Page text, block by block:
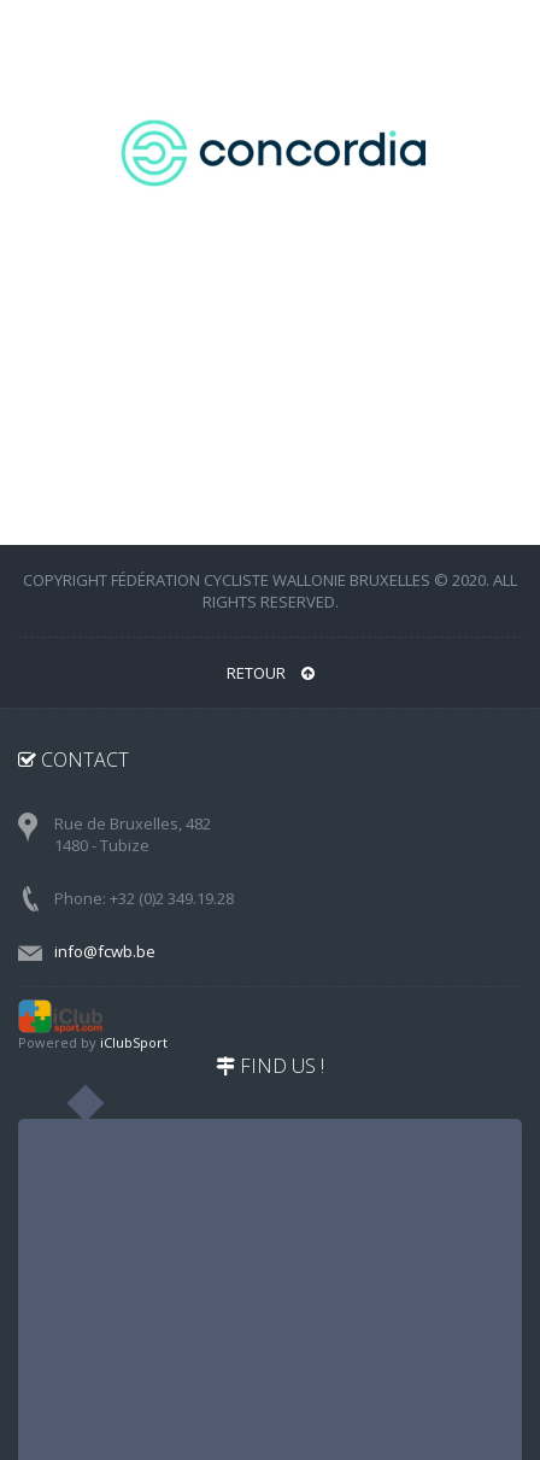
COPYRIGHT FÉDÉRATION CYCLISTE WALLONIE BRUXELLES © 2020. ALL
RIGHTS RESERVED.
RETOUR
CONTACT
Rue de Bruxelles, 482
1480 - Tubize
Phone: +32 (0)2 349.19.28
info@fcwb.be
Powered by iClubSport
FIND US !